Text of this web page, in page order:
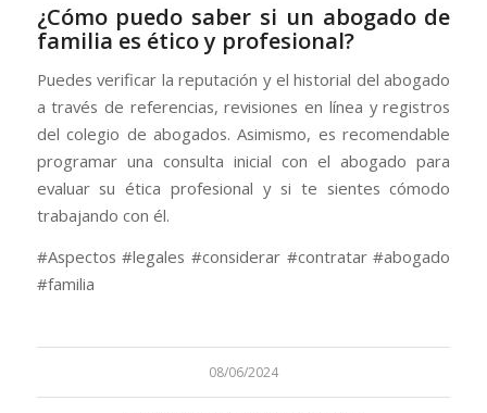
¿Cómo puedo saber si un abogado de
familia es ético y profesional?
Puedes verificar la reputación y el historial del abogado
a través de referencias, revisiones en línea y registros
del colegio de abogados. Asimismo, es recomendable
programar una consulta inicial con el abogado para
evaluar su ética profesional y si te sientes cómodo
trabajando con él.
#Aspectos #legales #considerar #contratar #abogado
#familia
08/06/2024